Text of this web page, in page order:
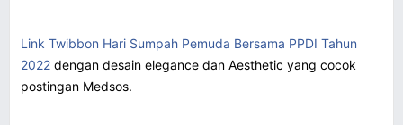
Link Twibbon Hari Sumpah Pemuda Bersama PPDI Tahun
2022 dengan desain elegance dan Aesthetic yang cocok
postingan Medsos.